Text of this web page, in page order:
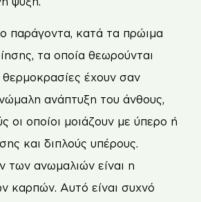
παράγοντα, κατά τα πρώιμα
τα οποία θεωρούνται
θερμοκρασίες έχουν σαν
ανάπτυξη του άνθους,
οι οποίοι μοιάζουν με ύπερο ή
και διπλούς υπέρους.
των ανωμαλιών είναι η
καρπών. Αυτό είναι συχνό